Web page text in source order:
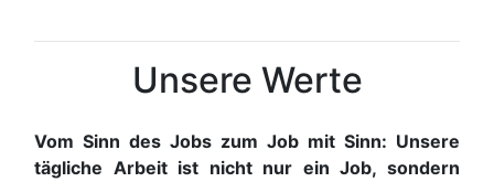
Unsere Werte
Vom Sinn des Jobs zum Job mit Sinn: Unsere
tägliche Arbeit ist nicht nur ein Job, sondern